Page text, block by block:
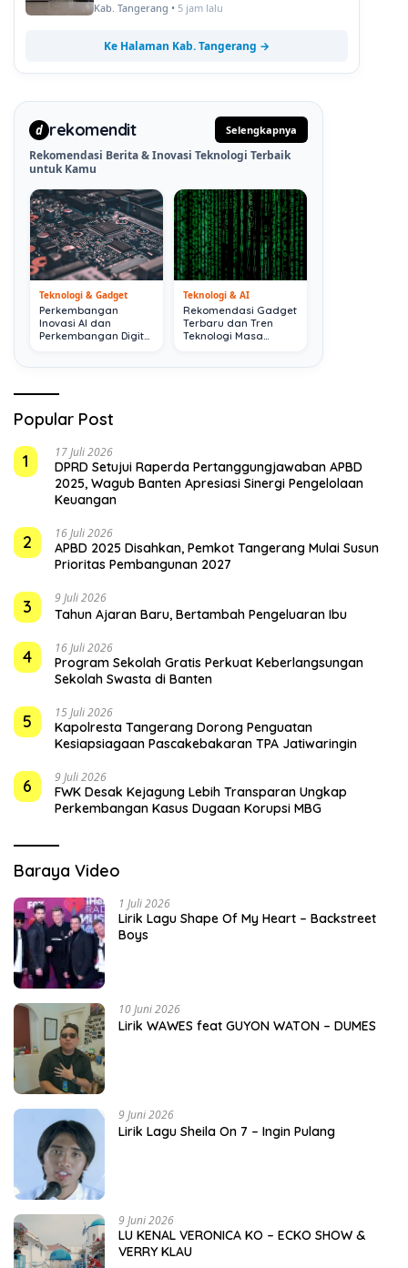
Kab. Tangerang • 5 jam lalu
Ke Halaman Kab. Tangerang →
d rekomendit Selengkapnya
Rekomendasi Berita & Inovasi Teknologi Terbaik
untuk Kamu
Teknologi & Gadget
Perkembangan
Inovasi AI dan
Perkembangan Digital
Teknologi & AI
Rekomendasi Gadget
Terbaru dan Tren
Teknologi Masa
Popular Post
1
17 Juli 2026
DPRD Setujui Raperda Pertanggungjawaban APBD
2025, Wagub Banten Apresiasi Sinergi Pengelolaan
Keuangan
2 16 Juli 2026
APBD 2025 Disahkan, Pemkot Tangerang Mulai Susun
Prioritas Pembangunan 2027
3 9 Juli 2026
Tahun Ajaran Baru, Bertambah Pengeluaran Ibu
4 16 Juli 2026
Program Sekolah Gratis Perkuat Keberlangsungan
Sekolah Swasta di Banten
5 15 Juli 2026
Kapolresta Tangerang Dorong Penguatan
Kesiapsiagaan Pascakebakaran TPA Jatiwaringin
6 9 Juli 2026
FWK Desak Kejagung Lebih Transparan Ungkap
Perkembangan Kasus Dugaan Korupsi MBG
Baraya Video
1 Juli 2026
Lirik Lagu Shape Of My Heart – Backstreet
Boys
10 Juni 2026
Lirik WAWES feat GUYON WATON – DUMES
9 Juni 2026
Lirik Lagu Sheila On 7 – Ingin Pulang
9 Juni 2026
LU KENAL VERONICA KO – ECKO SHOW &
VERRY KLAU